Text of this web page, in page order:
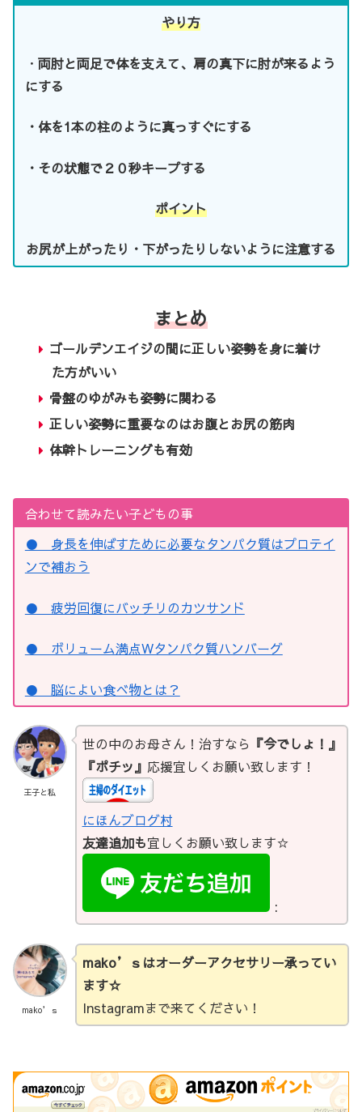
やり方
・ 両肘と両足で体を支えて、肩の真下に肘が来るよう
にする
・体を1本の柱のように真っすぐにする
・その状態で２０秒キープする
ポイント
お尻が上がったり・下がったりしないように注意する
まとめ
ゴールデンエイジの間に正しい姿勢を身に着け
た方がいい
骨盤のゆがみも姿勢に関わる
正しい姿勢に重要なのはお腹とお尻の筋肉
体幹トレーニングも有効
合わせて読みたい子どもの事
● 身長を伸ばすために必要なタンパク質はプロテイ
ンで補おう
● 疲労回復にバッチリのカツサンド
● ボリューム満点Wタンパク質ハンバーグ
● 脳によい食べ物とは？
王子と私
世の中のお母さん！治すなら 『今でしょ！』
『ポチッ』 応援宜しくお願い致します！
にほんブログ村
友達追加も宜しくお願い致します☆
:
mako’ｓ
mako’ｓはオーダーアクセサリー承ってい
ます☆
Instagramまで来てください！